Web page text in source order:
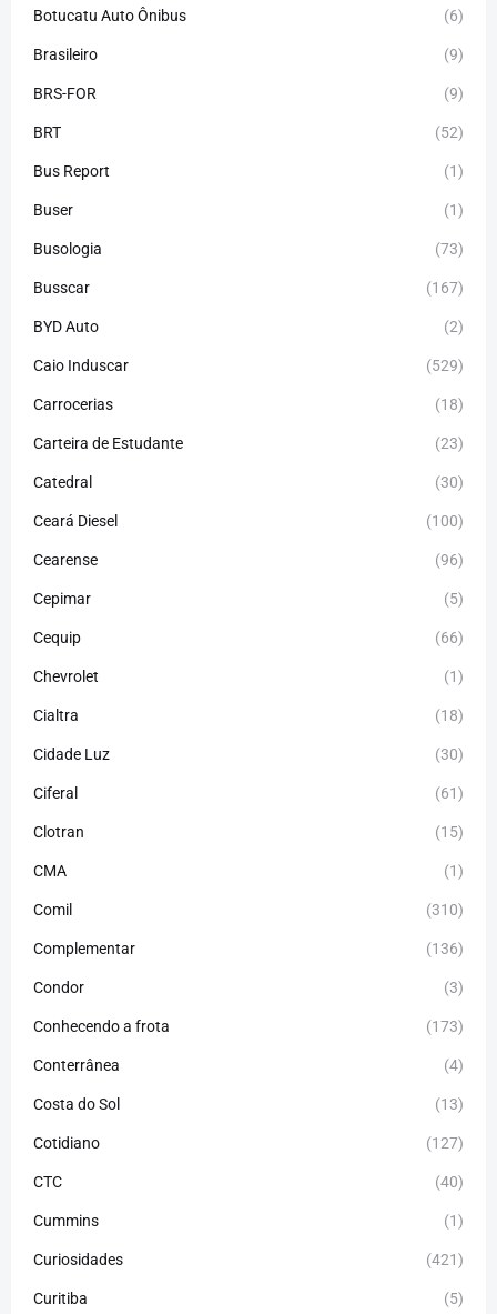
Botucatu Auto Ônibus (6)
Brasileiro (9)
BRS-FOR (9)
BRT (52)
Bus Report (1)
Buser (1)
Busologia (73)
Busscar (167)
BYD Auto (2)
Caio Induscar (529)
Carrocerias (18)
Carteira de Estudante (23)
Catedral (30)
Ceará Diesel (100)
Cearense (96)
Cepimar (5)
Cequip (66)
Chevrolet (1)
Cialtra (18)
Cidade Luz (30)
Ciferal (61)
Clotran (15)
CMA (1)
Comil (310)
Complementar (136)
Condor (3)
Conhecendo a frota (173)
Conterrânea (4)
Costa do Sol (13)
Cotidiano (127)
CTC (40)
Cummins (1)
Curiosidades (421)
Curitiba (5)